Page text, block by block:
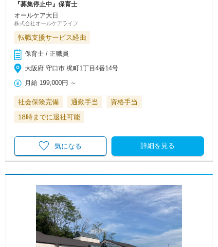
『募集停止中』保育士
オールケア大日
株式会社オールケアライフ
転職支援サービス経由
保育士 / 正職員
大阪府 守口市 梶町1丁目4番14号
月給 199,000円 ～
社会保険完備 通勤手当
資格手当
18時までに退社可能
詳細を見る
気になる